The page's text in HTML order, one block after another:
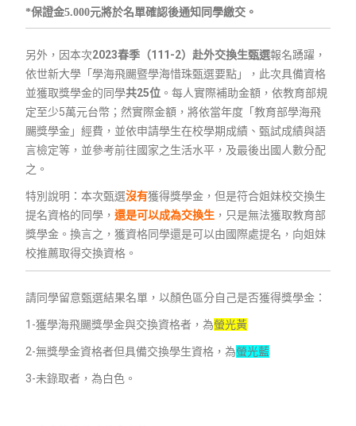
*保證金5.000元將於名單確認後通知同學繳交。
另外，因本次2023春季（111-2）赴外交換生甄選報名踴躍，
依世新大學「學海飛颺暨學海惜珠甄選要點」，此次具備資格
並獲取獎學金的同學共25位。每人實際補助金額，依教育部規
定至少5萬元台幣；然實際金額，將依當年度「教育部學海飛
颺獎學金」經費，並依申請學生在校學期成績、甄試成績與語
言檢定等，並參考前往國家之生活水平，及最後出國人數分配
之。
特別說明：本次甄選沒有獲得獎學金，但是符合姐妹校交換生
提名資格的同學， 還是可以成為交換生，只是無法獲取教育部
獎學金。換言之，獲資格同學還是可以由國際處提名，向姐妹
校推薦取得交換資格。
請同學留意甄選結果名單，以顏色區分自己是否獲得獎學金：
1-獲學海飛颺獎學金與交換資格者，為螢光黃
2-無獎學金資格者但具備交換學生資格，為螢光藍
3-未錄取者，為白色。